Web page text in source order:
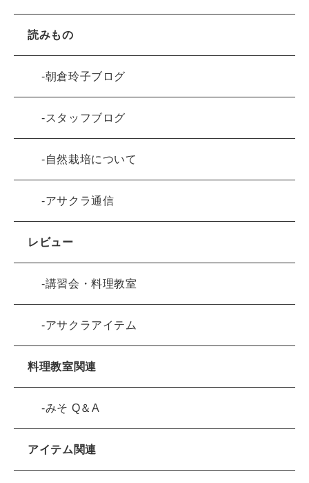
読みもの
朝倉玲子ブログ
スタッフブログ
自然栽培について
アサクラ通信
レビュー
講習会・料理教室
アサクラアイテム
料理教室関連
みそ Q＆A
アイテム関連